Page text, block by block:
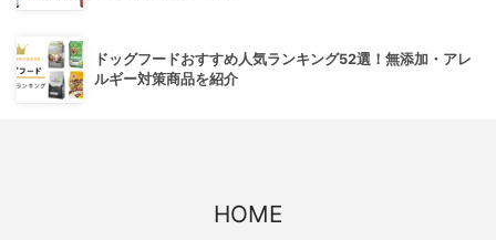
ドッグフードおすすめ人気ランキング52選！無添加・アレ
ルギー対策商品を紹介
HOME